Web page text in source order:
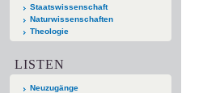
Staatswissenschaft
Naturwissenschaften
Theologie
LISTEN
Neuzugänge